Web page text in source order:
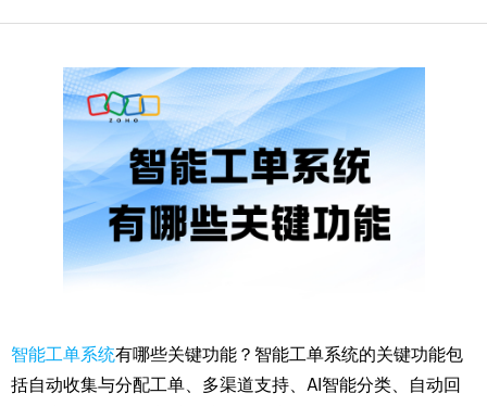
智能工单系统有哪些关键功能？智能工单系统的关键功能包
括自动收集与分配工单、多渠道支持、AI智能分类、自动回